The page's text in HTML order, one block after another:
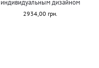
индивидуальным дизайном
2934,00 грн.